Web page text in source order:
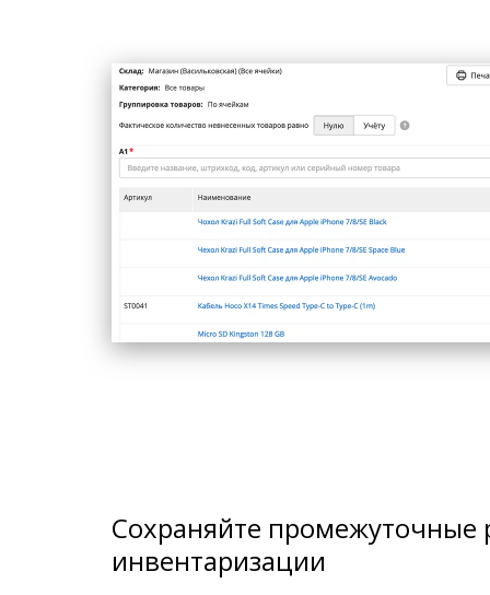
Сохраняйте промежуточные
инвентаризации